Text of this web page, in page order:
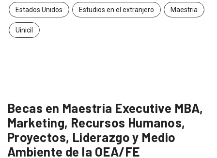
Estados Unidos Estudios en el extranjero Maestria
Uinicil
Becas en Maestría Executive MBA,
Marketing, Recursos Humanos,
Proyectos, Liderazgo y Medio
Ambiente de la OEA/FE